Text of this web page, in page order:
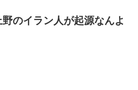
のイラン人が起源なんよ